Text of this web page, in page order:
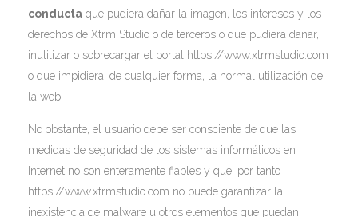
conducta que pudiera dañar la imagen, los intereses y los
derechos de Xtrm Studio o de terceros o que pudiera dañar,
inutilizar o sobrecargar el portal https://www.xtrmstudio.com
o que impidiera, de cualquier forma, la normal utilización de
la web.
No obstante, el usuario debe ser consciente de que las
medidas de seguridad de los sistemas informáticos en
Internet no son enteramente fiables y que, por tanto
https://www.xtrmstudio.com no puede garantizar la
inexistencia de malware u otros elementos que puedan